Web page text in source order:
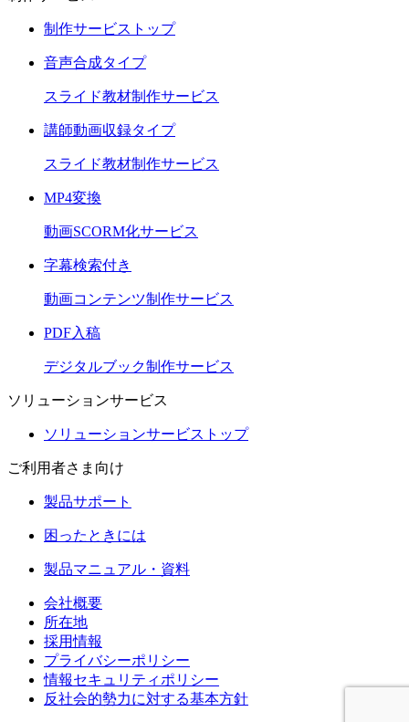
制作サービストップ
音声合成タイプ
スライド教材制作サービス
講師動画収録タイプ
スライド教材制作サービス
MP4変換
動画SCORM化サービス
字幕検索付き
動画コンテンツ制作サービス
PDF入稿
デジタルブック制作サービス
ソリューションサービス
ソリューションサービストップ
ご利用者さま向け
製品サポート
困ったときには
製品マニュアル・資料
会社概要
所在地
採用情報
プライバシーポリシー
情報セキュリティポリシー
反社会的勢力に対する基本方針